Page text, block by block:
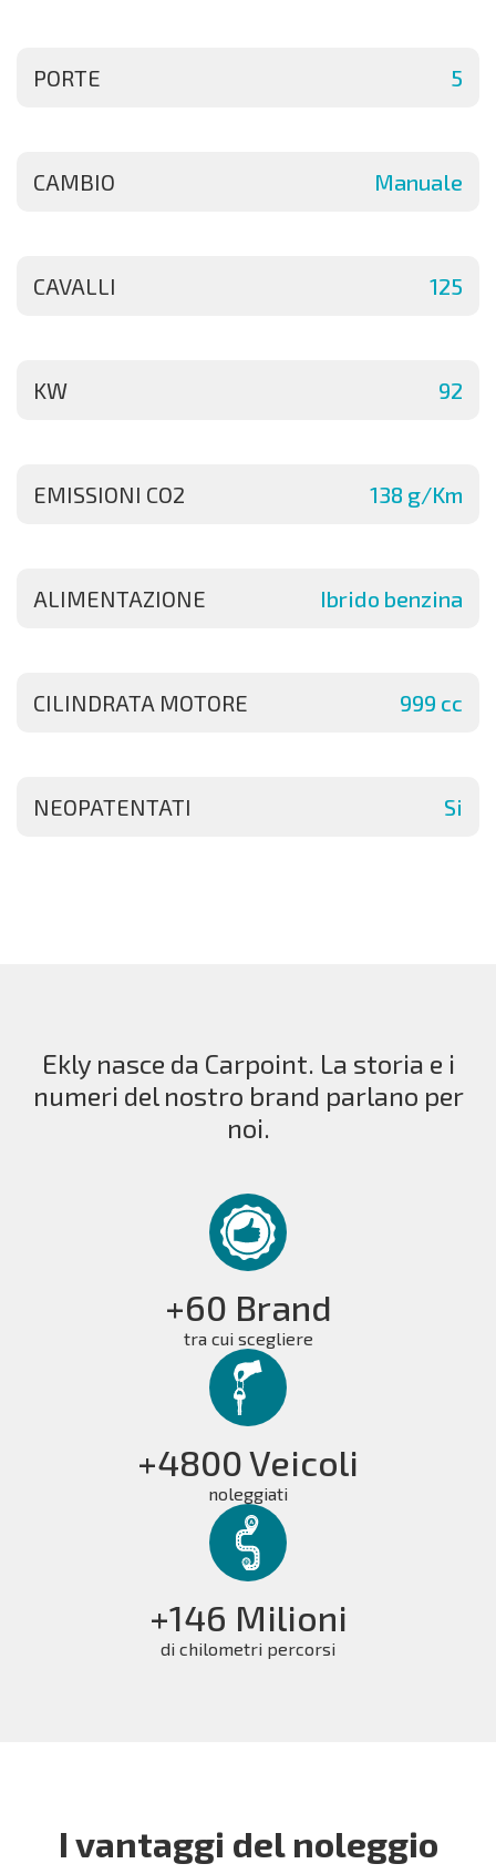
PORTE 5
CAMBIO Manuale
CAVALLI 125
KW 92
EMISSIONI CO2 138 g/Km
ALIMENTAZIONE Ibrido benzina
CILINDRATA MOTORE 999 cc
NEOPATENTATI Si
Ekly nasce da Carpoint. La storia e i
numeri del nostro brand parlano per
noi.
+60 Brand
tra cui scegliere
+4800 Veicoli
noleggiati
+146 Milioni
di chilometri percorsi
I vantaggi del noleggio